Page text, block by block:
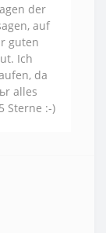
der
auf
guten
Ich
da
alles
Sterne :-)